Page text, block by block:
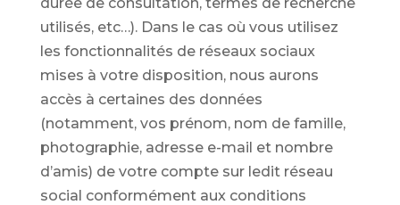
utilisés, etc…). Dans le cas où vous utilisez
les fonctionnalités de réseaux sociaux
mises à votre disposition, nous aurons
accès à certaines des données
(notamment, vos prénom, nom de famille,
photographie, adresse e-mail et nombre
d’amis) de votre compte sur ledit réseau
social conformément aux conditions